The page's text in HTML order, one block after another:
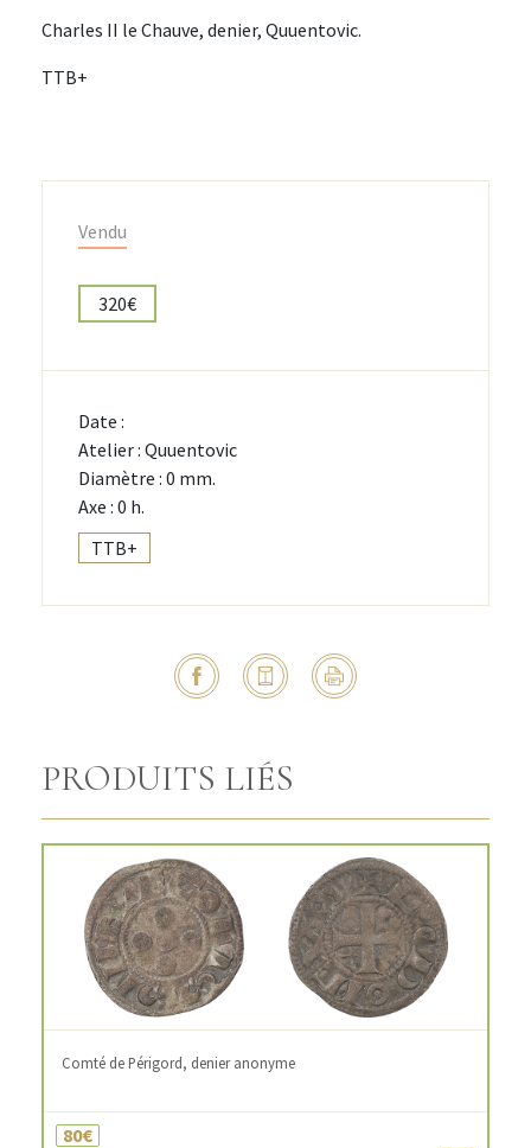
Charles II le Chauve, denier, Quuentovic.
TTB+
Vendu
320€
Date :
Atelier : Quuentovic
Diamètre : 0 mm.
Axe : 0 h.
TTB+
PRODUITS LIÉS
Comté de Périgord, denier anonyme
80€